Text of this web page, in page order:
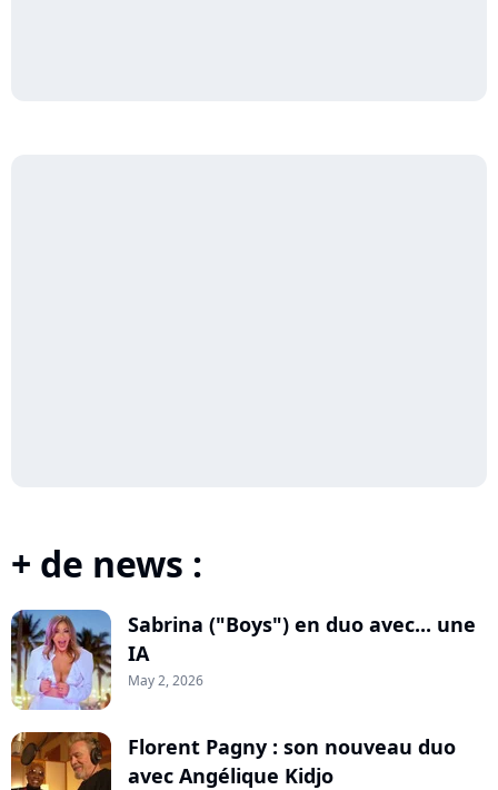
+ de news :
Sabrina ("Boys") en duo avec... une
IA
May 2, 2026
Florent Pagny : son nouveau duo
avec Angélique Kidjo